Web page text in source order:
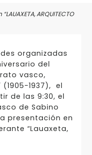
ARQUITECTO
organizadas
del
vasco,
1937), el
de las 9:30, el
de Sabino
presentación en
“Lauaxeta,